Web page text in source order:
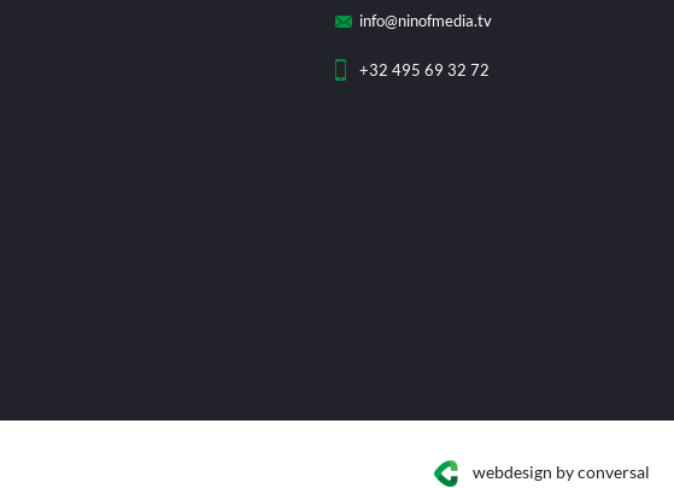
info@ninofmedia.tv
+32 495 69 32 72
webdesign by conversal